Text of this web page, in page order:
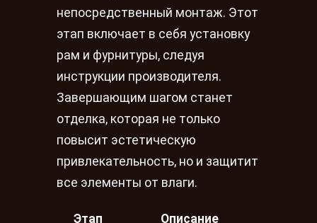
непосредственный монтаж. Этот
этап включает в себя установку
рам и фурнитуры, следуя
инструкции производителя.
Завершающим шагом станет
отделка, которая не только
повысит эстетическую
привлекательность, но и защитит
все элементы от влаги.
Этап
Описание